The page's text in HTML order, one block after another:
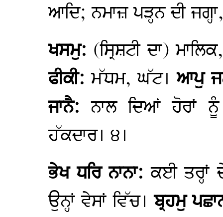
ਆਦਿ; ਨਮਾਜ਼ ਪੜ੍ਹਨ ਦੀ
ਖਸਮੁ: (ਸ੍ਰਿਸ਼ਟੀ ਦਾ)
ਫੀਕੀ:ਮੱਧਮ, ਘੱਟ।ਆਪੁ
ਜਾਨੈ:ਨਾਲ ਦਿਆਂ ਹੋਰਾਂ
ਹੱਕਦਾਰ। ੪।
ਭੇਖ ਧਰਿ ਨਾਨਾ:ਕਈ ਤਰ੍ਹਾਂ
ਉਨ੍ਹਾਂ ਵੇਸਾਂ ਵਿੱਚ।ਬ੍ਰਹਮੁ